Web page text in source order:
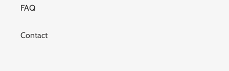
FAQ
Contact